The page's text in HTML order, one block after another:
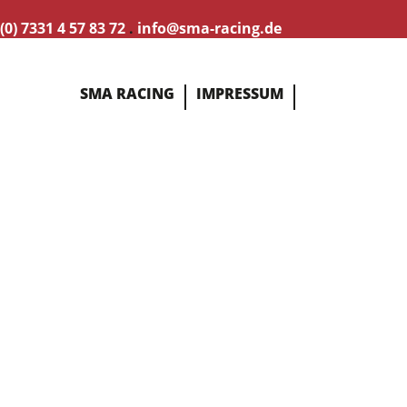
7331 4 57 83 72. info@sma-racing.de
SMA RACING IMPRESSUM